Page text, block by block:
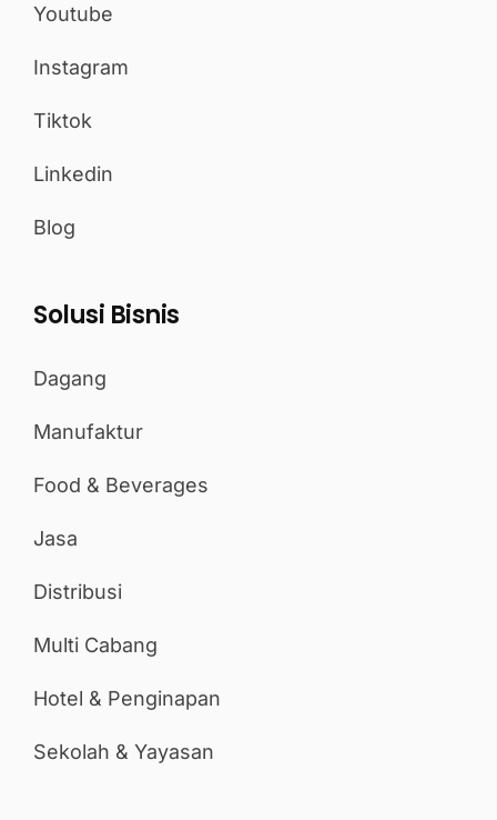
Youtube
Instagram
Tiktok
Linkedin
Blog
Solusi Bisnis
Dagang
Manufaktur
Food & Beverages
Jasa
Distribusi
Multi Cabang
Hotel & Penginapan
Sekolah & Yayasan